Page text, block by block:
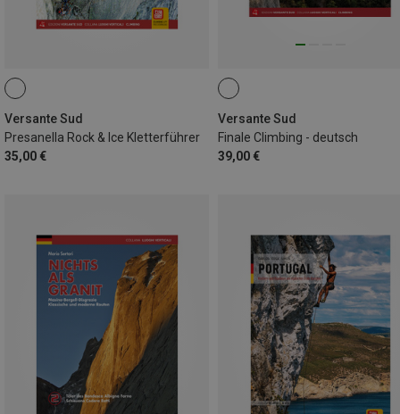
Versante Sud
Presanella Rock & Ice Kletterführer
35,00 €
Versante Sud
Finale Climbing - deutsch
39,00 €